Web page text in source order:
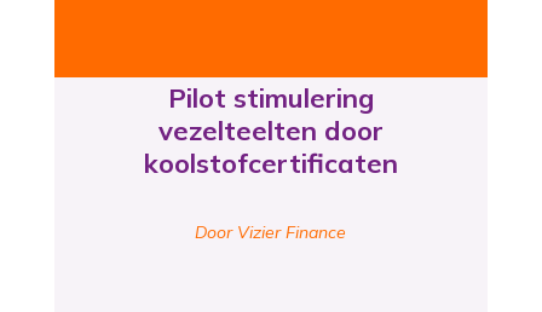
Pilot stimulering
vezelteelten door
koolstofcertificaten
Door Vizier Finance